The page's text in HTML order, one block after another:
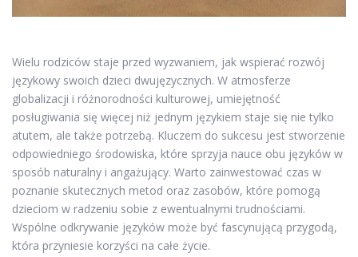
Wielu rodziców staje przed wyzwaniem, jak wspierać rozwój
językowy swoich dzieci dwujęzycznych. W atmosferze
globalizacji i różnorodności kulturowej, umiejętność
posługiwania się więcej niż jednym językiem staje się nie tylko
atutem, ale także potrzebą. Kluczem do sukcesu jest stworzenie
odpowiedniego środowiska, które sprzyja nauce obu języków w
sposób naturalny i angażujący. Warto zainwestować czas w
poznanie skutecznych metod oraz zasobów, które pomogą
dzieciom w radzeniu sobie z ewentualnymi trudnościami.
Wspólne odkrywanie języków może być fascynującą przygodą,
która przyniesie korzyści na całe życie.